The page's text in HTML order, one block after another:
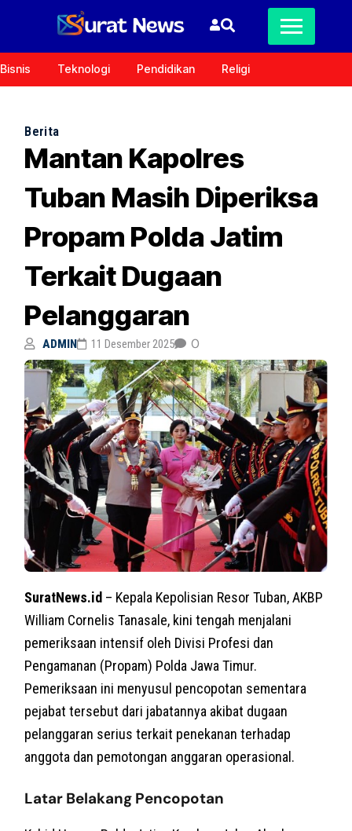
Bisnis Teknologi Pendidikan Religi
Berita
Mantan Kapolres
Tuban Masih Diperiksa
Propam Polda Jatim
Terkait Dugaan
Pelanggaran
ADMIN 11 Desember 2025 0
SuratNews.id – Kepala Kepolisian Resor Tuban, AKBP
William Cornelis Tanasale, kini tengah menjalani
pemeriksaan intensif oleh Divisi Profesi dan
Pengamanan (Propam) Polda Jawa Timur.
Pemeriksaan ini menyusul pencopotan sementara
pejabat tersebut dari jabatannya akibat dugaan
pelanggaran serius terkait penekanan terhadap
anggota dan pemotongan anggaran operasional.
Latar Belakang Pencopotan